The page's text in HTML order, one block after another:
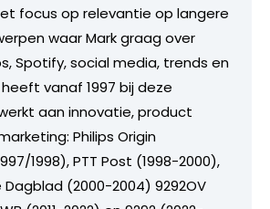
focus op relevantie op langere
waar Mark graag over
Spotify, social media, trends en
vanaf 1997 bij deze
aan innovatie, product
Philips Origin
1998), PTT Post (1998-2000),
Dagblad (2000-2004) 9292OV